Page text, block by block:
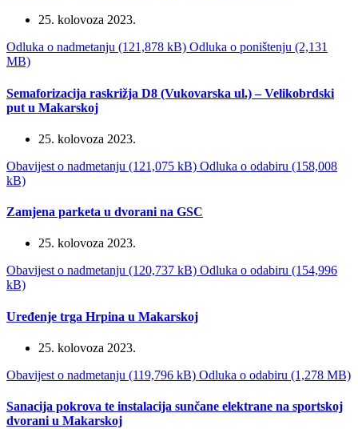
25. kolovoza 2023.
Odluka o nadmetanju (121,878 kB) Odluka o poništenju (2,131
MB)
Semaforizacija raskrižja D8 (Vukovarska ul.) – Velikobrdski
put u Makarskoj
25. kolovoza 2023.
Obavijest o nadmetanju (121,075 kB) Odluka o odabiru (158,008
kB)
Zamjena parketa u dvorani na GSC
25. kolovoza 2023.
Obavijest o nadmetanju (120,737 kB) Odluka o odabiru (154,996
kB)
Uređenje trga Hrpina u Makarskoj
25. kolovoza 2023.
Obavijest o nadmetanju (119,796 kB) Odluka o odabiru (1,278 MB)
Sanacija pokrova te instalacija sunčane elektrane na sportskoj
dvorani u Makarskoj